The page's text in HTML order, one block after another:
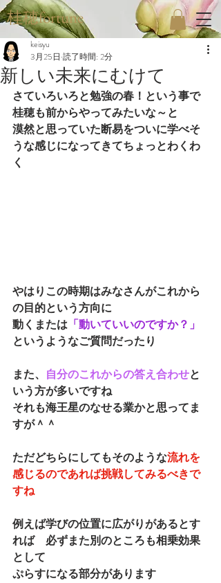
桂穂fortune
新しい未来にむけて
keisyu
3月25日 読了時間: 2分
さていろいろと勉強の春！という事で
桂穂も前からやってみたいな～と
漠然と思っていた断易をついに学べそ
うな感じになってきてちょっとわくわ
く
やはりこの時期はみなさんがこれから
の目的という方向に
動くまたは 「動いていいのですか？」
というようなご質問だったり
また、 自分のこれからの答え合わせと
いう方が多いですね
それも海王星のなせる業かと思ってま
すが＾＾
ただどちらにしてもそのような流れを
感じるのであれば挑戦してみるべきで
すね
例えば学びの位置に広がりがあるとす
れば　必ずまた別のところも相乗効果
として
ぷらすになる部分があります